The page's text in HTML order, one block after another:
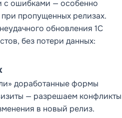
с ошибками — особенно
пропущенных релизах.
обновления 1С
без потери данных:
доработанные формы
— разрешаем конфликты
в новый релиз.